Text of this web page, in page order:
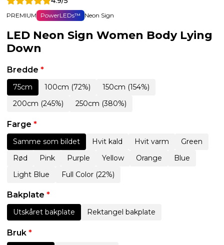
PREMIUM PowerLEDs™ Neon Sign
LED Neon Sign Women Body Lying
Down
Bredde *
75cm 100cm (72%)
150cm (154%)
200cm (245%)
250cm (380%)
Farge *
Samme som bildet Hvit kald Hvit varm
Green
Rød
Pink Purple Yellow Orange
Blue
Light Blue
Full Color (22%)
Bakplate *
Utskåret bakplate Rektangel bakplate
Bruk *